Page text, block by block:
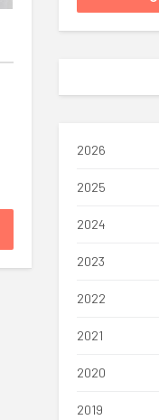
2026
2025
2024
2023
2022
2021
2020
2019